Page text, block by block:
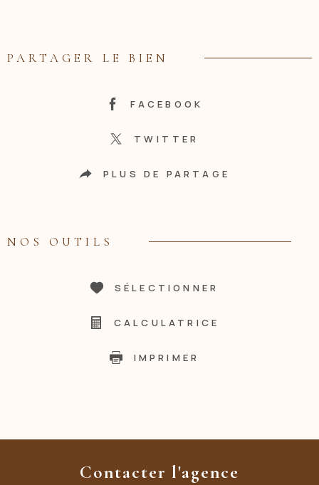
PARTAGER LE BIEN
FACEBOOK
TWITTER
PLUS DE PARTAGE
NOS OUTILS
SÉLECTIONNER
CALCULATRICE
IMPRIMER
Contacter l'agence